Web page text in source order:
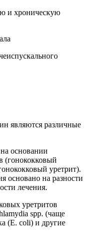
и хроническую
являются различные
основании
(гонококковый
уретрит).
основано на разности
лечения.
уретритов
spp. (чаще
(Е. coli) и другие